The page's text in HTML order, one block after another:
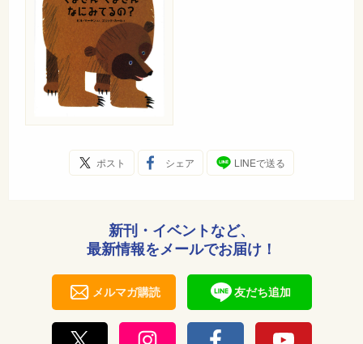
ポスト シェア LINEで送る
新刊・イベントなど、
最新情報をメールでお届け！
メルマガ購読 友だち追加